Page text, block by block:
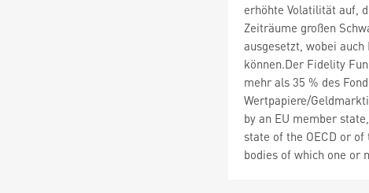
erhöhte Volatilität auf,
Zeiträume großen
ausgesetzt, wobei
können.Der Fidelity
mehr als 35 % des
Wertpapiere/
by an EU member
state of the OECD or
bodies of which one or